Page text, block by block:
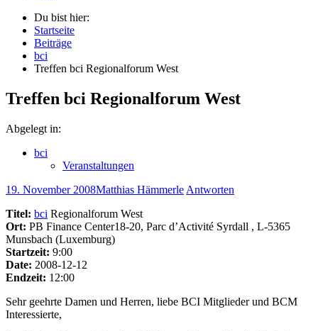
Du bist hier:
Startseite
Beiträge
bci
Treffen bci Regionalforum West
Treffen bci Regionalforum West
Abgelegt in:
bci
Veranstaltungen
19. November 2008Matthias Hämmerle Antworten
Titel: bci Regionalforum West
Ort: PB Finance Center18-20, Parc d’Activité Syrdall , L-5365
Munsbach (Luxemburg)
Startzeit: 9:00
Date: 2008-12-12
Endzeit: 12:00
Sehr geehrte Damen und Herren, liebe BCI Mitglieder und BCM
Interessierte,